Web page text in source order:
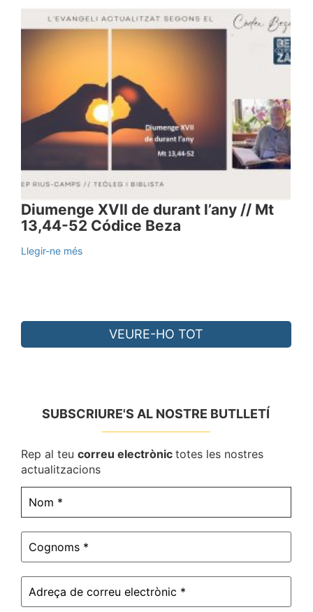
Diumenge XVII de durant l’any // Mt
13,44-52 Códice Beza
Llegir-ne més
VEURE-HO TOT
SUBSCRIURE'S AL NOSTRE BUTLLETÍ
Rep al teu correu electrònic totes les nostres
actualitzacions